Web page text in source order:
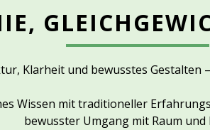
Klarheit und bewusstes Gestalten
Wissen mit traditioneller
bewusster Umgang mit Raum und